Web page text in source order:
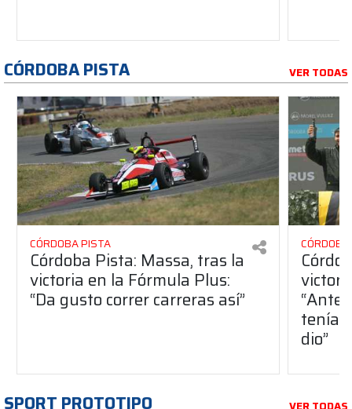
CÓRDOBA PISTA VER TODAS
CÓRDOBA PISTA
Córdoba Pista: Massa, tras la
victoria en la Fórmula Plus:
“Da gusto correr carreras así”
dio”
SPORT PROTOTIPO